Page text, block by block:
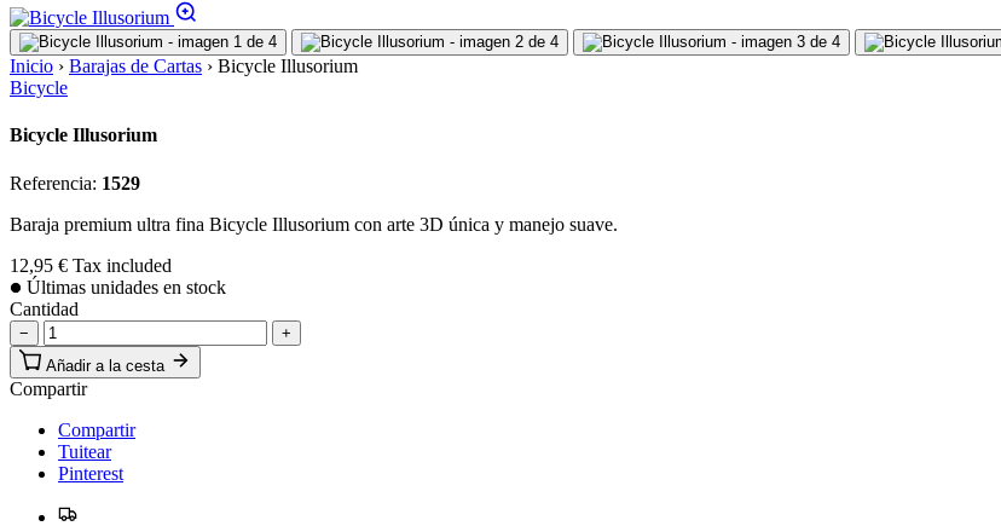
Inicio › Barajas de Cartas › Bicycle Illusorium
Bicycle
Bicycle Illusorium
Referencia: 1529
Baraja premium ultra fina Bicycle Illusorium con arte 3D única y manejo suave.
12,95 € Tax included
Últimas unidades en stock
Cantidad
−
+
Añadir a la cesta
Compartir
Compartir
Tuitear
Pinterest